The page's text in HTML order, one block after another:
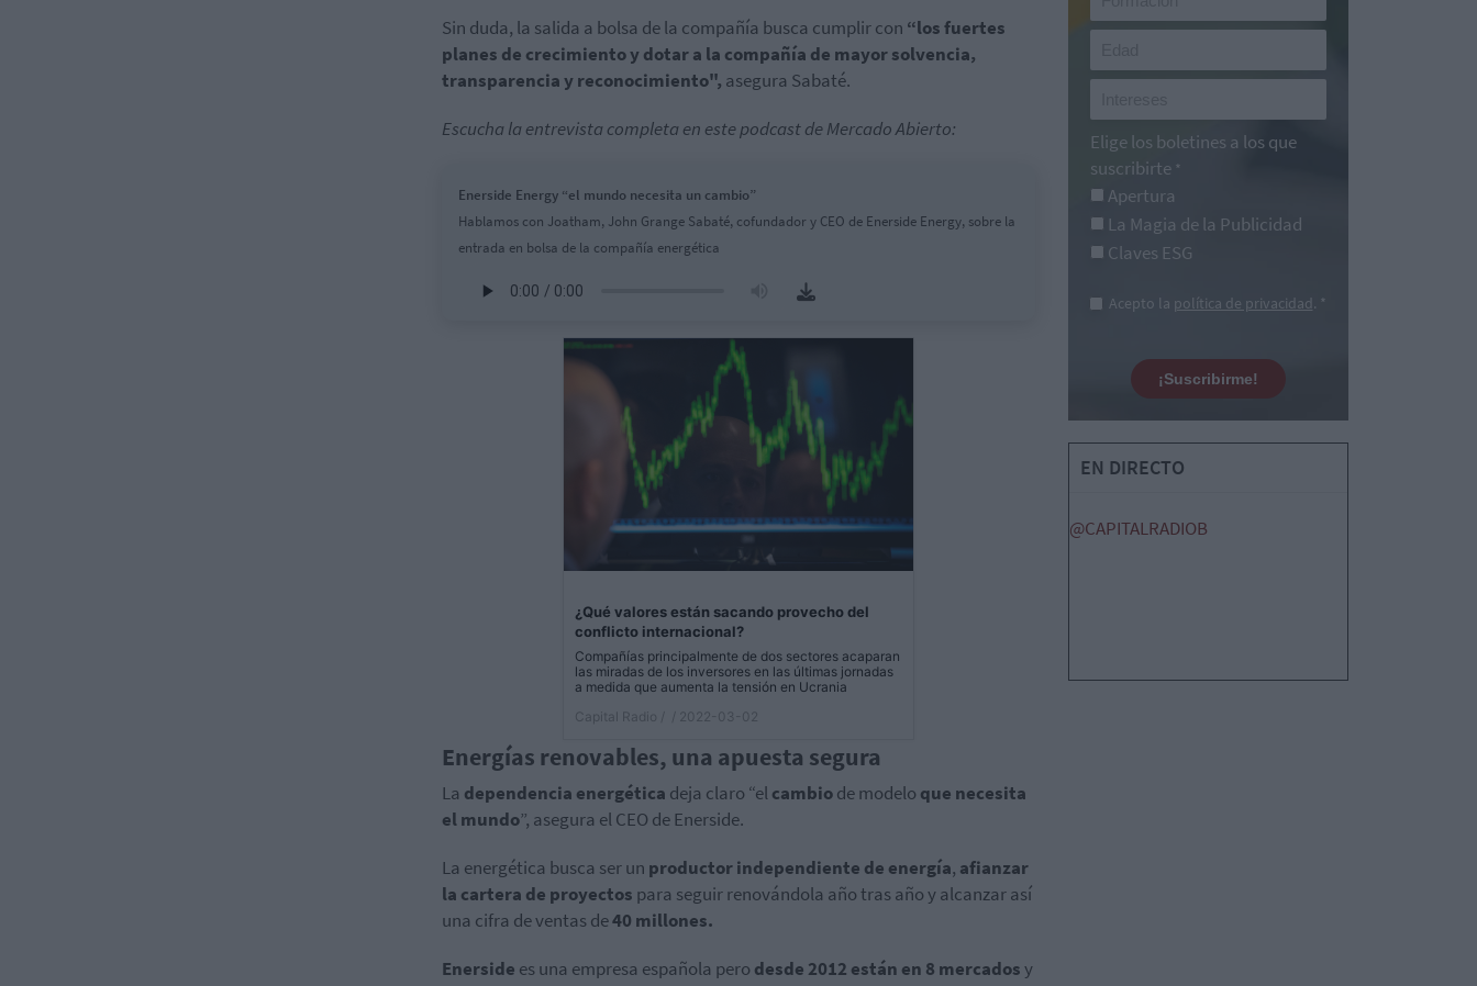
Sin duda, la salida a bolsa de la compañía busca cumplir con “los fuertes
planes de crecimiento y dotar a la compañía de mayor solvencia,
transparencia y reconocimiento", asegura Sabaté.
Escucha la entrevista completa en este podcast de Mercado Abierto:
Enerside Energy “el mundo necesita un cambio”
Hablamos con Joatham, John Grange Sabaté, cofundador y CEO de Enerside Energy, sobre la
entrada en bolsa de la compañía energética
¿Qué valores están sacando provecho del
conflicto internacional?
Compañías principalmente de dos sectores acaparan
las miradas de los inversores en las últimas jornadas
a medida que aumenta la tensión en Ucrania
Capital Radio /
/ 2022-03-02
Energías renovables, una apuesta segura
La dependencia energética deja claro “elcambiode modelo que necesita
el mundo”, asegura el CEO de Enerside.
La energética busca ser un productor independiente de energía, afianzar
la cartera de proyectos para seguir renovándola año tras año y alcanzar así
una cifra de ventas de40 millones.
Enerside es una empresa española pero desde 2012 están en 8 mercadosy
Elige los boletines a los que
suscribirte *
Apertura
La Magia de la Publicidad
Claves ESG
Acepto la política de privacidad. *
¡Suscribirme!
EN DIRECTO
@CAPITALRADIOB